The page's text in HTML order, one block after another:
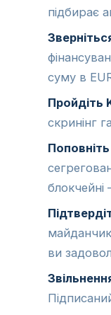
підбирає
суму в
Пройдіть
скринінг
ви